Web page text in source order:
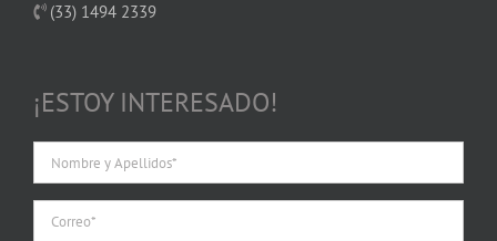
(33) 1494 2339
¡ESTOY INTERESADO!